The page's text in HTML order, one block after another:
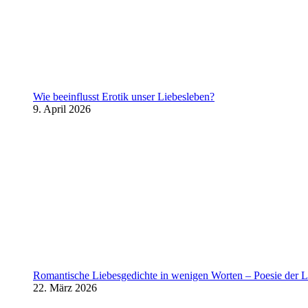
Wie beeinflusst Erotik unser Liebesleben?
9. April 2026
Romantische Liebesgedichte in wenigen Worten – Poesie der
22. März 2026